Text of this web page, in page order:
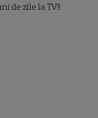
de zile la TV!!